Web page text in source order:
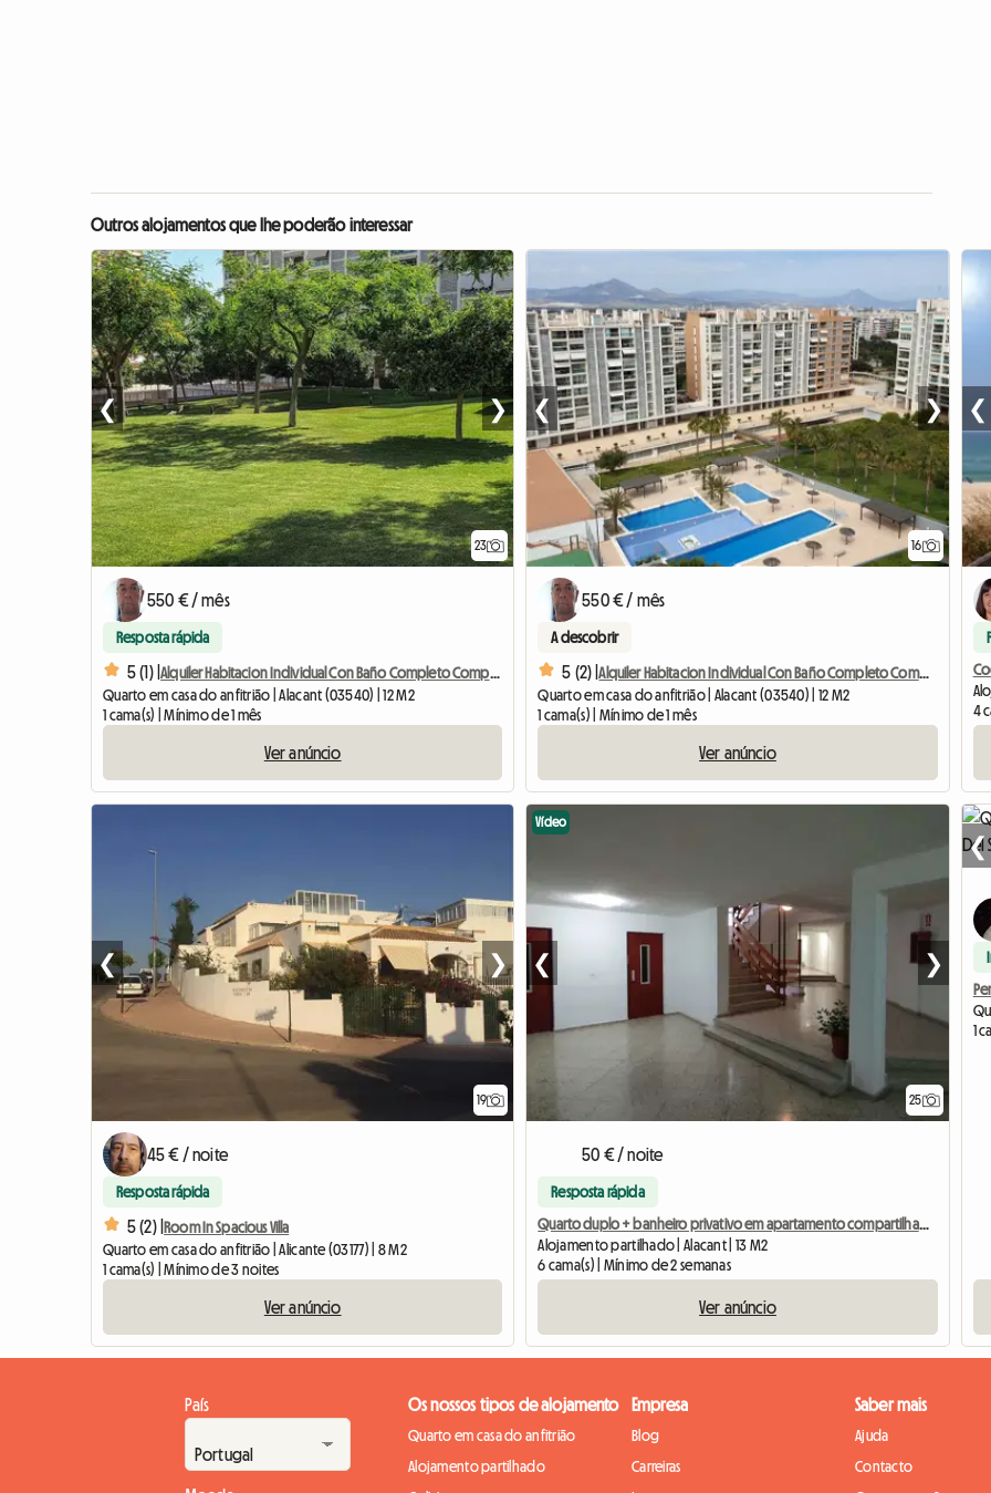
Outros alojamentos que lhe poderão interessar
23
❮ ❯
550 € / mês
Resposta rápida
5 (1) |
Alquiler Habitacion Individual Con Baño Completo Compartido
Quarto em casa do anfitrião | Alacant (03540) | 12 M2
1 cama(s) | Mínimo de 1 mês
Ver anúncio
16
❮ ❯
550 € / mês
A descobrir
5 (2) |
Alquiler Habitacion Individual Con Baño Completo Compartido
Quarto em casa do anfitrião | Alacant (03540) | 12 M2
1 cama(s) | Mínimo de 1 mês
Ver anúncio
❮
4
19
❮ ❯
45 € / noite
Resposta rápida
5 (2) |Room In Spacious Villa
Quarto em casa do anfitrião | Alicante (03177) | 8 M2
1 cama(s) | Mínimo de 3 noites
Ver anúncio
25
Vídeo
❮ ❯
50 € / noite
Resposta rápida
Quarto duplo + banheiro privativo em apartamento compartilhado Alicante
Alojamento partilhado | Alacant | 13 M2
6 cama(s) | Mínimo de 2 semanas
Ver anúncio
❮
1
País Os nossos tipos de alojamento
Quarto em casa do anfitrião
Alojamento partilhado
Empresa
Blog
Carreiras
Saber mais
Ajuda
Contacto